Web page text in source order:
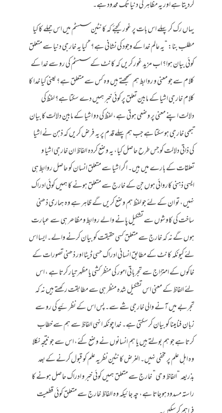
کردیتا ہے اور یہ مظاہر کی دنیا تک محدود ہے۔
یہاں رک کر پہلے اس بات پر غور کیجئے کہ کانٹین سسٹم میں اس جملے کا کیا
مطلب بنا: “یہ عالم خدا کے وجود کی نشانی ہے؟” کیا یہ خارجی دنیا سے متعلق
کوئی بیان ہوا؟ اب مزید غور کریں کہ کانٹ کے سسٹم کی رو سے خدا کے
کلام سے جو معنی و روابط ہم سمجھتے ہیں وہ کس سے متعلق ہے؟ یعنی کیا خدا کا
کلام خارجی اشیا کے مابین تعلق پر کوئی خبر ہمیں دے سکتا ہے؟ لفظ کی
دلالت اپنے معنی پر وضعی ہوتی ہے، لفظ کی دو اشیا کے مابین دلالت کا بیان
تبھی خارجی ہوسکتا ہے جب ہم پہلے قدم پر یہ فرض کریں کہ ذہن نے اشیا
کی ذاتی دلالت کو جس طرح حاصل کیا، یہ وضع کردہ الفاظ ان خارجی اشیا و
تعلقات کے بارے میں ہیں۔ اگر اشیا سے متعلق انسان کو حاصل روابط ہی
ایسی ذہنی کاروائی ہوں جن کے خارج سے متعلق ہونے کا ہمیں کوئی ادراک
نہیں، تو ان کے لئے جو لفظ ہم وضع کریں گے ظاہر ہے وہ ہماری ذھنی
ساخت کی کاوشوں سے تشکیل پانے والے روابط و مظاھر ہی سے عبارت
ہوں گے نہ کہ خارج سے متعلق کسی حقیقت کو بیان کرنے والے۔ ایسا اس
لئے کیونکہ کانٹ کے مطابق انسانی ادراک حسی ڈیٹا اور ذھنی تصورات کے
خاکوں کے امتزاج سے تجرباتی امور کی منظر کشی یا مظہر تیار کرتا ہے ، اس
لئے الفاظ کے معنی اس تشکیل شدہ منظر ہی سے مطابقت رکھتے ہیں نہ کہ
تجربے میں آنے والی خارجی شے سے۔ پس اس کے نظرئیے کی رو سے
زبان فنامینا کو بیان کرسکتی ہے۔ خدا چونکہ انہی الفاظ سے ہم سے خطاب
کرتا ہے جو ہم بولتے ہیں یا ہم انسانوں نے وضع کئے، اس سے جو نتیجہ نکلا
وہ اہل علم پر مخفی نہیں۔ الغرض کانٹین نظریہ علم کو قبول کرنے کے بعد
بذریعہ “الفاظ وحی” خارج سے متعلق ہمیں کوئی خبر و ادراک حاصل ہونے کا
راستہ مسدود ہوجاتا ہے، چہ جائیکہ وہ الفاظ خارج سے متعلق کوئی قطعیت